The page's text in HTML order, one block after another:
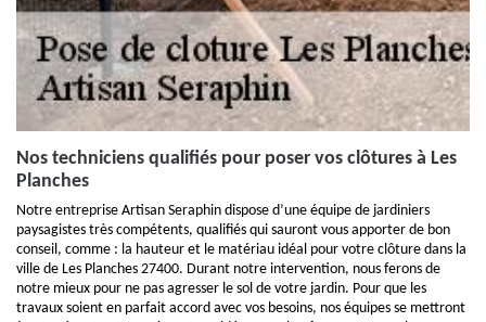
Nos techniciens qualifiés pour poser vos clôtures à Les
Planches
Notre entreprise Artisan Seraphin dispose d’une équipe de jardiniers
paysagistes très compétents, qualifiés qui sauront vous apporter de bon
conseil, comme : la hauteur et le matériau idéal pour votre clôture dans la
ville de Les Planches 27400. Durant notre intervention, nous ferons de
notre mieux pour ne pas agresser le sol de votre jardin. Pour que les
travaux soient en parfait accord avec vos besoins, nos équipes se mettront